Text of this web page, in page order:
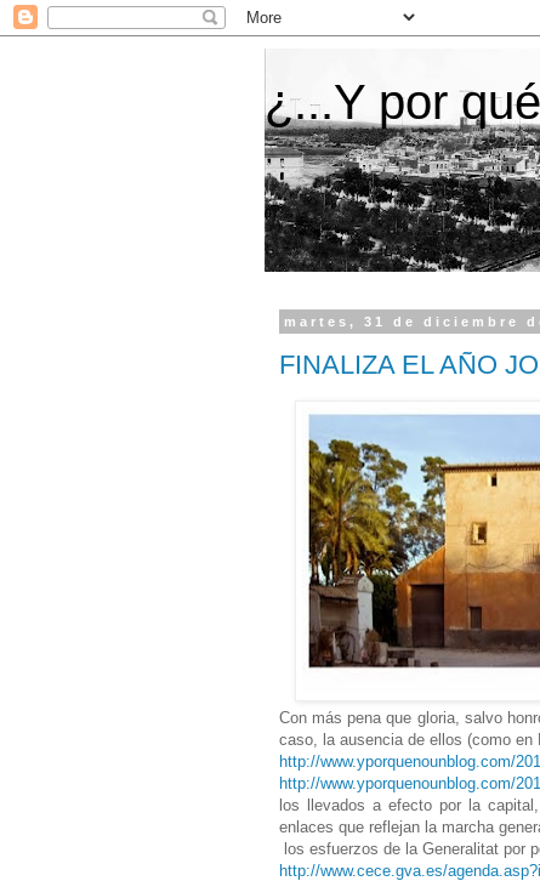
¿...Y por
martes, 31 de diciembre
FINALIZA EL AÑO
Con más pena que gloria, salvo
caso, la ausencia de ellos (como
http://www.yporquenounblog.com/
http://www.yporquenounblog.com/
los llevados a efecto por la
enlaces que reflejan la marcha
los esfuerzos de la Generalitat por
http://www.cece.gva.es/